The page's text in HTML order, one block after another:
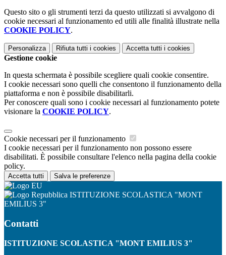
Questo sito o gli strumenti terzi da questo utilizzati si avvalgono di
cookie necessari al funzionamento ed utili alle finalità illustrate nella
COOKIE POLICY.
Personalizza Rifiuta tutti i cookies Accetta tutti i cookies
Gestione cookie
In questa schermata è possibile scegliere quali cookie consentire.
I cookie necessari sono quelli che consentono il funzionamento della
piattaforma e non è possibile disabilitarli.
Per conoscere quali sono i cookie necessari al funzionamento potete
visionare la COOKIE POLICY.
Cookie necessari per il funzionamento
I cookie necessari per il funzionamento non possono essere
disabilitati. È possibile consultare l'elenco nella pagina della cookie
policy.
Accetta tutti Salva le preferenze
ISTITUZIONE SCOLASTICA "MONT
EMILIUS 3"
Contatti
ISTITUZIONE SCOLASTICA "MONT EMILIUS 3"